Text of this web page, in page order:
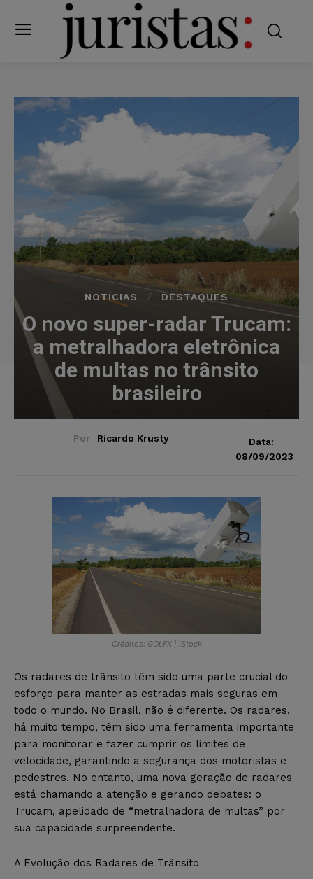
NOTÍCIAS DESTAQUES
O novo super-radar Trucam:
a metralhadora eletrônica
de multas no trânsito
brasileiro
Por Ricardo Krusty
Data:
08/09/2023
Créditos: GOLFX | iStock
Os radares de trânsito têm sido uma parte crucial do
esforço para manter as estradas mais seguras em
todo o mundo. No Brasil, não é diferente. Os radares,
há muito tempo, têm sido uma ferramenta importante
para monitorar e fazer cumprir os limites de
velocidade, garantindo a segurança dos motoristas e
pedestres. No entanto, uma nova geração de radares
está chamando a atenção e gerando debates: o
Trucam, apelidado de “metralhadora de multas” por
sua capacidade surpreendente.
A Evolução dos Radares de Trânsito